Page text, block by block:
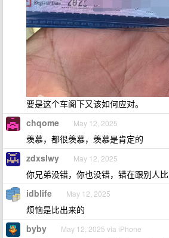
要是这个车阁下又该如何应对。
chqome May 12, 2025
羡慕，都很羡慕，羡慕是肯定的
zdxslwy May 12, 2025
你兄弟没错，你也没错，错在跟别人比
idblife May 12, 2025
烦恼是比出来的
byby May 12, 2025 via iPhone